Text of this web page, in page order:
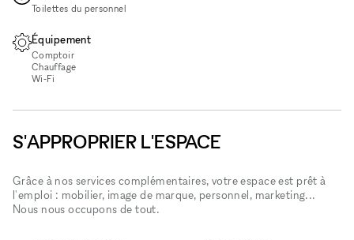
Toilettes du personnel
Équipement
Comptoir
Chauffage
Wi‑Fi
S'APPROPRIER L'ESPACE
Grâce à nos services complémentaires, votre espace est prêt à
l'emploi : mobilier, image de marque, personnel, marketing...
Nous nous occupons de tout.